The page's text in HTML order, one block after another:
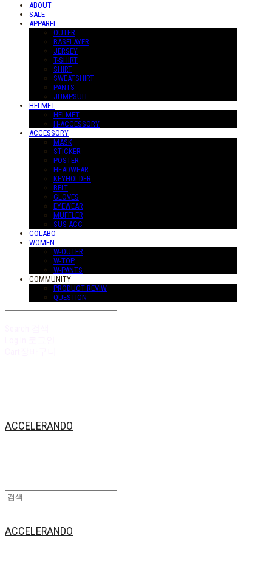
ABOUT
SALE
APPAREL
OUTER
BASELAYER
JERSEY
T-SHIRT
SHIRT
SWEATSHIRT
PANTS
JUMPSUIT
HELMET
HELMET
H-ACCESSORY
ACCESSORY
MASK
STICKER
POSTER
HEADWEAR
KEYHOLDER
BELT
GLOVES
EYEWEAR
MUFFLER
SUS-ACC
COLABO
WOMEN
W-OUTER
W-TOP
W-PANTS
COMMUNITY
PRODUCT REVIW
QUESTION
ACCELERANDO
ACCELERANDO